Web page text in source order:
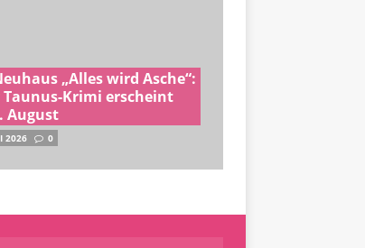
„Alles wird Asche“:
Taunus-Krimi erscheint
August
2026 0